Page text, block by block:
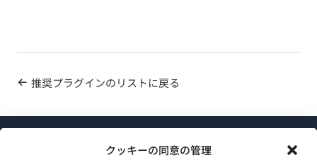
クッキーの同意の管理
推奨プラグインのリストに戻る